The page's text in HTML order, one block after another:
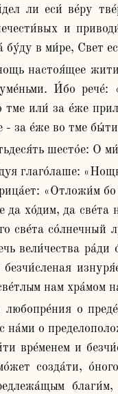
ли еси́ ве́ру
и
бу́ду в ми́ре, Свет
И́бо
тме или́ за е́же
- за е́же во тме
шесто́е: О
«Отложи́м
да хо́дим, да
све́та
вели́чества
нам хра́мом
на́ми о
вре́менем и
созда́ти,